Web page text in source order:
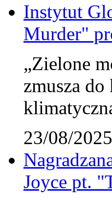
Instytut
Murder"
„Zielone
zmusza
23/08/
Joyce pt.